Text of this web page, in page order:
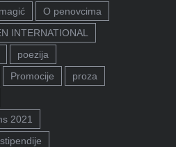
O penovcima
INTERNATIONAL
poezija
Promocije
proza
2021